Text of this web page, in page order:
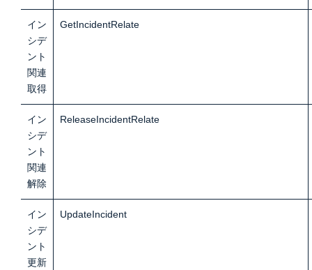
イン
シデ
ント
関連
取得
GetIncidentRelate
イン
シデ
ント
関連
解除
ReleaseIncidentRelate
イン
シデ
ント
更新
UpdateIncident